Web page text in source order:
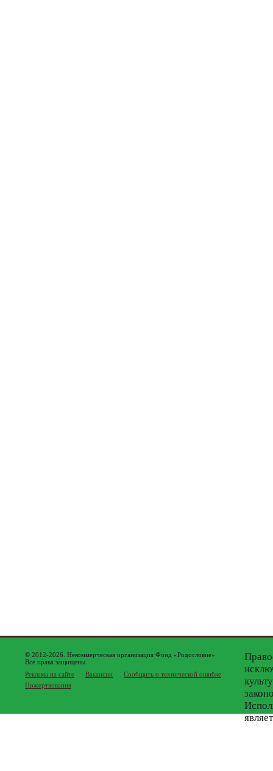
© 2012-2026. Некоммерческая организация Фонд «Родословие»
Все права защищены.
Реклама на сайте
Вакансии
Сообщить о технической ошибке
Пожертвования